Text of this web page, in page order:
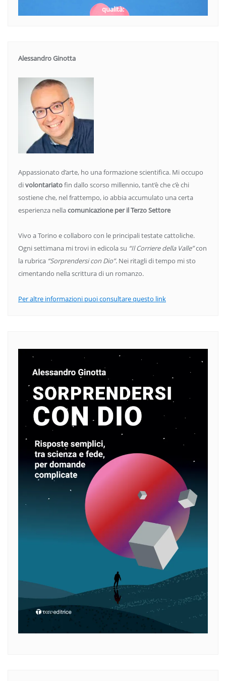
qualità:
Alessandro Ginotta
Appassionato d’arte, ho una formazione scientifica. Mi occupo
divolontariatofin dallo scorso millennio, tant’è che c’è chi
sostiene che, nel frattempo, io abbia accumulato una certa
esperienza nellacomunicazione per il Terzo Settore
Vivo a Torino e collaboro con le principali testate cattoliche.
Ogni settimana mi trovi in edicola su “Il Corriere della Valle”con
la rubrica “Sorprendersi con Dio”. Nei ritagli di tempo mi sto
cimentando nella scrittura di un romanzo.
Per altre informazioni puoi consultare questo link